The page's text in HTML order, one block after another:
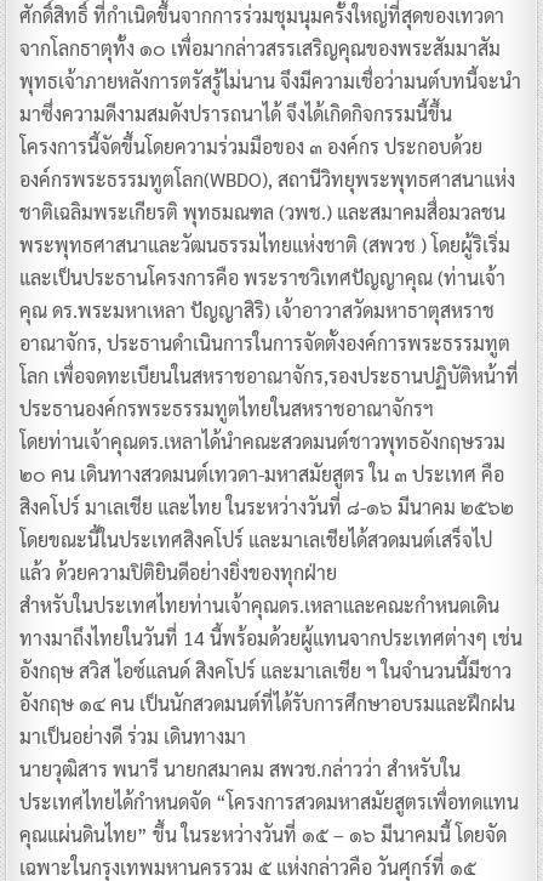
ศักดิ์สิทธิ์ ที่กำเนิดขึ้นจากการร่วมชุมนุมครั้งใหญ่ที่สุดของเทวดา
จากโลกธาตุทั้ง ๑๐ เพื่อมากล่าวสรรเสริญคุณของพระสัมมาสัม
พุทธเจ้าภายหลังการตรัสรู้ไม่นาน จึงมีความเชื่อว่ามนต์บทนี้จะนำ
มาซึ่งความดีงามสมดังปรารถนาได้ จึงได้เกิดกิจกรรมนี้ขึ้น
โครงการนี้จัดขึ้นโดยความร่วมมือของ ๓ องค์กร ประกอบด้วย
องค์กรพระธรรมทูตโลก(WBDO), สถานีวิทยุพระพุทธศาสนาแห่ง
ชาติเฉลิมพระเกียรติ พุทธมณฑล (วพช.) และสมาคมสื่อมวลชน
พระพุทธศาสนาและวัฒนธรรมไทยแห่งชาติ (สพวช ) โดยผู้ริเริ่ม
และเป็นประธานโครงการคือ พระราชวิเทศปัญญาคุณ (ท่านเจ้า
คุณ ดร.พระมหาเหลา ปัญญาสิริ) เจ้าอาวาสวัดมหาธาตุสหราช
อาณาจักร, ประธานดำเนินการในการจัดตั้งองค์การพระธรรมทูต
โลก เพื่อจดทะเบียนในสหราชอาณาจักร,รองประธานปฏิบัติหน้าที่
ประธานองค์กรพระธรรมทูตไทยในสหราชอาณาจักรฯ
โดยท่านเจ้าคุณดร.เหลาได้นำคณะสวดมนต์ชาวพุทธอังกฤษรวม
๒๐ คน เดินทางสวดมนต์เทวดา-มหาสมัยสูตร ใน ๓ ประเทศ คือ
สิงคโปร์ มาเลเชีย และไทย ในระหว่างวันที่ ๘-๑๖ มีนาคม ๒๕๖๒
โดยขณะนี้ในประเทศสิงคโปร์ และมาเลเชียได้สวดมนต์เสร็จไป
แล้ว ด้วยความปิติยินดีอย่างยิ่งของทุกฝ่าย
สำหรับในประเทศไทยท่านเจ้าคุณดร.เหลาและคณะกำหนดเดิน
ทางมาถึงไทยในวันที่ 14 นี้พร้อมด้วยผู้แทนจากประเทศต่างๆ เช่น
อังกฤษ สวิส ไอซ์แลนด์ สิงคโปร์ และมาเลเชีย ฯ ในจำนวนนี้มีชาว
อังกฤษ ๑๔ คน เป็นนักสวดมนต์ที่ได้รับการศึกษาอบรมและฝึกฝน
มาเป็นอย่างดี ร่วม เดินทางมา
นายวุฒิสาร พนารี นายกสมาคม สพวช.กล่าวว่า สำหรับใน
ประเทศไทยได้กำหนดจัด “โครงการสวดมหาสมัยสูตรเพื่อทดแทน
คุณแผ่นดินไทย” ขึ้น ในระหว่างวันที่ ๑๕ – ๑๖ มีนาคมนี้ โดยจัด
เฉพาะในกรุงเทพมหานครรวม ๕ แห่งกล่าวคือ วันศุกร์ที่ ๑๕